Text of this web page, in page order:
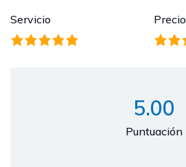
Servicio Precio
5.00
Puntuación